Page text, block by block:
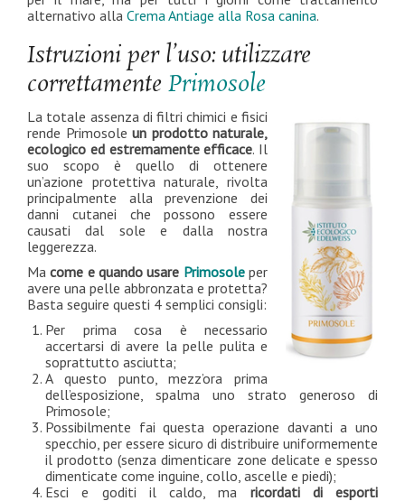
alternativo alla Crema Antiage alla Rosa canina.
Istruzioni per l’uso: utilizzare
correttamentePrimosole
La totale assenza di filtri chimici e fisici
rende Primosole un prodotto naturale,
ecologico ed estremamente efficace. Il
suo scopo è quello di ottenere
un’azione protettiva naturale, rivolta
principalmente alla prevenzione dei
danni cutanei che possono essere
causati dal sole e dalla nostra
leggerezza.
Macome e quando usare Primosoleper
avere una pelle abbronzata e protetta?
Basta seguire questi 4 semplici consigli:
Per prima cosa è necessario
accertarsi di avere la pelle pulita e
soprattutto asciutta;
A questo punto, mezz’ora prima
dell’esposizione, spalma uno strato generoso di
Primosole;
Possibilmente fai questa operazione davanti a uno
specchio, per essere sicuro di distribuire uniformemente
il prodotto (senza dimenticare zone delicate e spesso
dimenticate come inguine, collo, ascelle e piedi);
Esci e goditi il caldo, ma ricordati di esporti